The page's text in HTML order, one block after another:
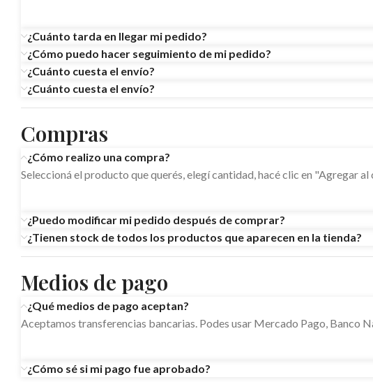
¿Cuánto tarda en llegar mi pedido?
¿Cómo puedo hacer seguimiento de mi pedido?
¿Cuánto cuesta el envío?
¿Cuánto cuesta el envío?
Compras
¿Cómo realizo una compra?
Seleccioná el producto que querés, elegí cantidad, hacé clic en "Agregar
¿Puedo modificar mi pedido después de comprar?
¿Tienen stock de todos los productos que aparecen en la tienda?
Medios de pago
¿Qué medios de pago aceptan?
Aceptamos transferencias bancarias. Podes usar Mercado Pago, Banco
¿Cómo sé si mi pago fue aprobado?